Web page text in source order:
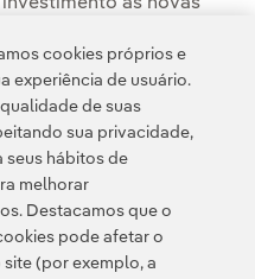
visão do mercado e
primeira mão.
Informação legal
cookies próprios e
experiência de usuário.
de suas
sua privacidade,
seus hábitos de
melhorar
Destacamos que o
pode afetar o
(por exemplo, a